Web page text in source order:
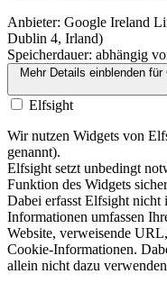
Anbieter: Google Ireland
Dublin 4, Irland)
Speicherdauer: abhängig
Mehr Details einblendenfür
Elfsight
Wir nutzen Widgets von
genannt).
Elfsight setzt unbedingt
Funktion des Widgets
Dabei erfasst Elfsight
Informationen umfassen
Website, verweisende
Cookie-Informationen.
allein nicht dazu